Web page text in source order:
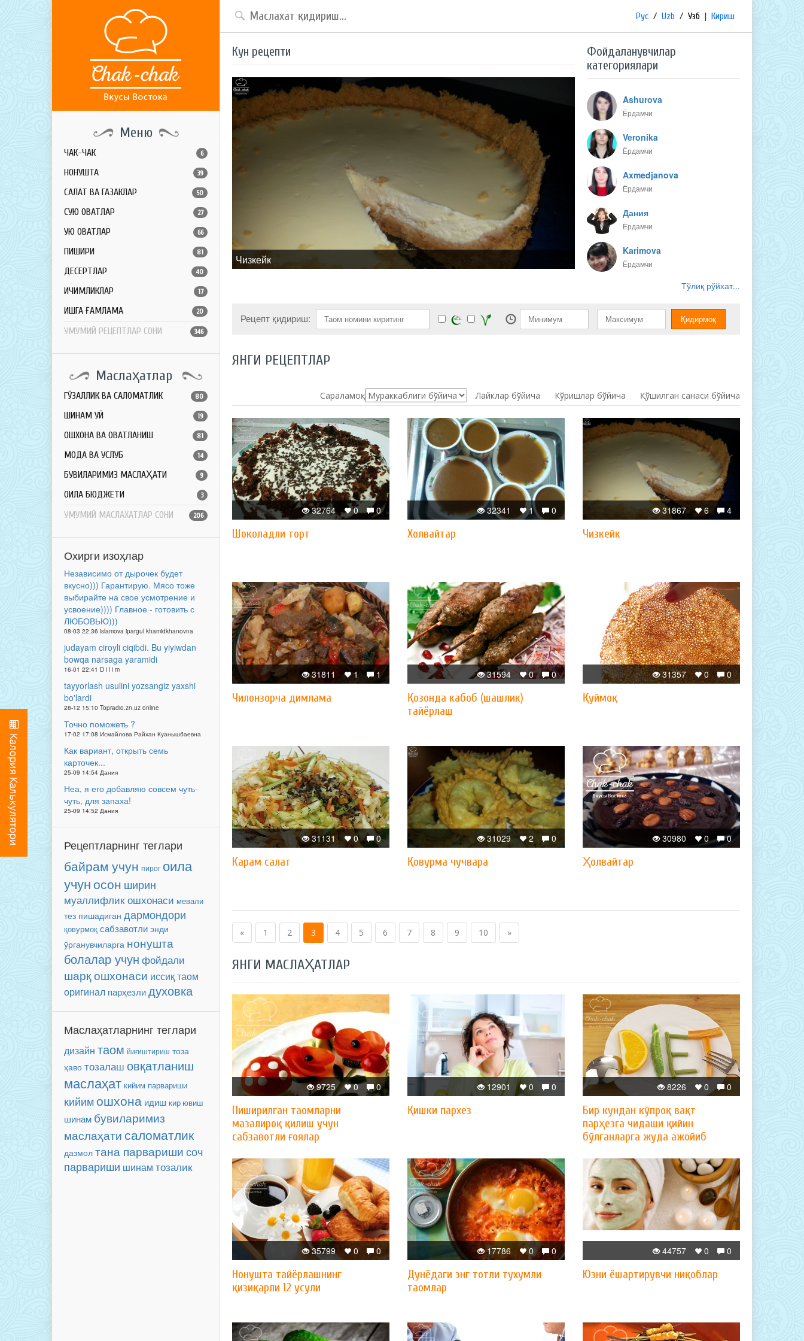
Меню
ЧАК-ЧАК 6
НОНУШТА 39
САЛАТ ВА ГАЗАКЛАР 50
СУЮҚ ОВҚАТЛАР 27
ҚУЮҚ ОВҚАТЛАР 66
ПИШИРИҚ 81
ДЕСЕРТЛАР 40
ИЧИМЛИКЛАР 17
ҚИШГА ҒАМЛАМА 20
УМУМИЙ РЕЦЕПТЛАР СОНИ 346
Маслаҳатлар
ГЎЗАЛЛИК ВА САЛОМАТЛИК 80
ШИНАМ УЙ 19
ОШХОНА ВА ОВҚАТЛАНИШ 81
МОДА ВА УСЛУБ 14
БУВИЛАРИМИЗ МАСЛАҲАТИ 9
ОИЛА БЮДЖЕТИ 3
УМУМИЙ МАСЛАХАТЛАР СОНИ 206
Охирги изоҳлар
Независимо от дырочек будет
вкусно))) Гарантирую. Мясо тоже
выбирайте на свое усмотрение и
усвоение)))) Главное - готовить с
ЛЮБОВЬЮ)))
08-03 22:36 islamova ipargul khamidkhanovna
judayam ciroyli ciqibdi. Bu yiyiwdan
bowqa narsaga yaramidi
16-01 22:41 D i l i m
tayyorlash usulini yozsangiz yaxshi
bo'lardi
28-12 15:10 Topradio.zn.uz online
Точно поможеть ?
17-02 17:08 Исмайлова Райхан Куанышбаевна
Как вариант, открыть семь
карточек...
25-09 14:54 Дания
Неа, я его добавляю совсем чуть-
чуть, для запаха!
25-09 14:52 Дания
Рецептларнинг теглари
байрам учун пирог оила
учун осон ширин
муаллифлик ошхонаси мевали
тез пишадиган дармондори
қовурмоқ сабзавотли энди
ўрганувчиларга нонушта
болалар учун фойдали
шарқ ошхонаси иссиқ таом
оригинал парҳезлидуховка
Маслаҳатларнинг теглари
дизайн таом йиғиштириш тоза
ҳаво тозалаш овқатланиш
маслаҳат кийим парвариши
кийим ошхона идиш кир ювиш
шинам бувиларимиз
маслаҳати саломатлик
дазмол тана парваришисоч
парвариши шинам тозалик
Рус / Uzb / Узб | Кириш
Кун рецепти
Чизкейк
Фойдаланувчилар
категориялари
Ashurova
Ёрдамчи
Veronika
Ёрдамчи
Axmedjanova
Ёрдамчи
Дания
Ёрдамчи
Karimova
Ёрдамчи
Тўлиқ рўйхат...
Рецепт қидириш:
ЯНГИ РЕЦЕПТЛАР
Сараламоқ: Лайклар бўйича Кўришлар бўйича Қўшилган санаси бўйича
0
0
32764
Шоколадли торт
0
1
32341
Xолвайтар
4
6
31867
Чизкейк
1
1
31811
Чилонзорча димлама
0
0
31594
Қозонда кабоб (шашлик)
тайёрлаш
0
0
31357
Қуймоқ
0
0
31131
Карам салат
0
2
31029
Қовурма чучвара
0
0
30980
Ҳолвайтар
« 1 2 3 4 5 6 7 8 9 10 »
ЯНГИ МАСЛАҲАТЛАР
0
0
9725
Пиширилган таомларни
мазалироқ қилиш учун
сабзавотли ғоялар
0
0
12901
Қишки пархез
0
0
8226
Бир кундан кўпроқ вақт
парҳезга чидаши қийин
бўлганларга жуда ажойиб
0
0
35799
Нонушта тайёрлашнинг
қизиқарли 12 усули
0
0
17786
Дунёдаги энг тотли тухумли
таомлар
0
0
44757
Юзни ёшартирувчи ниқоблар